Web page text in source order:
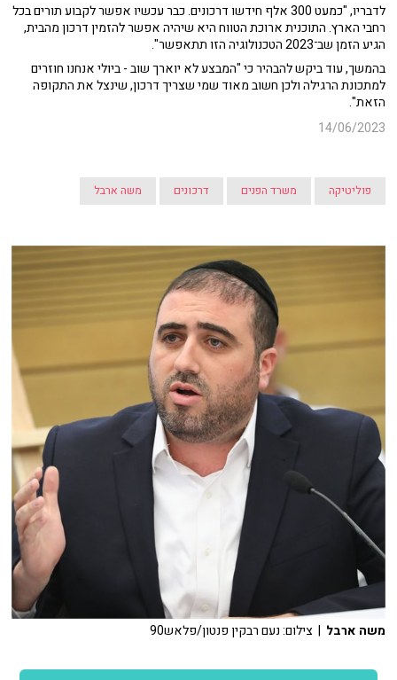
לדבריו, "כמעט 300 אלף חידשו דרכונים. כבר עכשיו אפשר לקבוע תורים בכל
רחבי הארץ. התוכנית ארוכת הטווח היא שיהיה אפשר להזמין דרכון מהבית,
הגיע הזמן שב־2023 הטכנולוגיה הזו תתאפשר".
בהמשך, עוד ביקש להבהיר כי "המבצע לא יוארך שוב - ביולי אנחנו חוזרים
למתכונת הרגילה ולכן חשוב מאוד שמי שצריך דרכון, שינצל את התקופה
הזאת".
14/06/2023
פוליטיקה משרד הפנים דרכונים משה ארבל
משה ארבל | צילום: נעם רבקין פנטון/פלאש90